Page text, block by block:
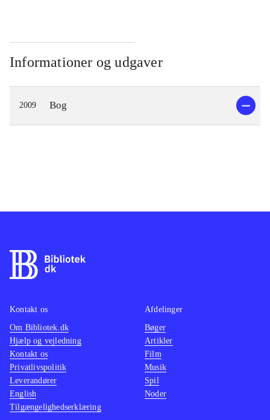
Informationer og udgaver
2009 Bog
Kontakt os
Om Bibliotek.dk
Hjælp og vejledning
Kontakt os
Privatlivspolitik
Leverandører
English
Tilgængelighedserklæring
Afdelinger
Bøger
Artikler
Film
Musik
Spil
Noder